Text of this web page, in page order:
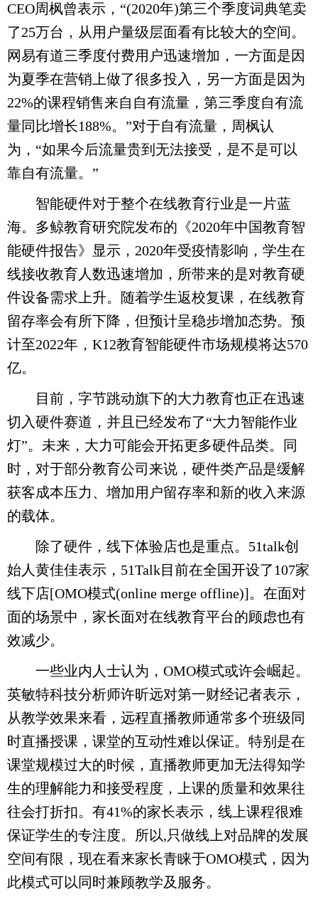
CEO周枫曾表示，“(2020年)第三个季度词典笔卖
了25万台，从用户量级层面看有比较大的空间。
网易有道三季度付费用户迅速增加，一方面是因
为夏季在营销上做了很多投入，另一方面是因为
22%的课程销售来自自有流量，第三季度自有流
量同比增长188%。”对于自有流量，周枫认
为，“如果今后流量贵到无法接受，是不是可以
靠自有流量。”
智能硬件对于整个在线教育行业是一片蓝
海。多鲸教育研究院发布的《2020年中国教育智
能硬件报告》显示，2020年受疫情影响，学生在
线接收教育人数迅速增加，所带来的是对教育硬
件设备需求上升。随着学生返校复课，在线教育
留存率会有所下降，但预计呈稳步增加态势。预
计至2022年，K12教育智能硬件市场规模将达570
亿。
目前，字节跳动旗下的大力教育也正在迅速
切入硬件赛道，并且已经发布了“大力智能作业
灯”。未来，大力可能会开拓更多硬件品类。同
时，对于部分教育公司来说，硬件类产品是缓解
获客成本压力、增加用户留存率和新的收入来源
的载体。
除了硬件，线下体验店也是重点。51talk创
始人黄佳佳表示，51Talk目前在全国开设了107家
线下店[OMO模式(online merge offline)]。在面对
面的场景中，家长面对在线教育平台的顾虑也有
效减少。
一些业内人士认为，OMO模式或许会崛起。
英敏特科技分析师许昕远对第一财经记者表示，
从教学效果来看，远程直播教师通常多个班级同
时直播授课，课堂的互动性难以保证。特别是在
课堂规模过大的时候，直播教师更加无法得知学
生的理解能力和接受程度，上课的质量和效果往
往会打折扣。有41%的家长表示，线上课程很难
保证学生的专注度。所以,只做线上对品牌的发展
空间有限，现在看来家长青睐于OMO模式，因为
此模式可以同时兼顾教学及服务。